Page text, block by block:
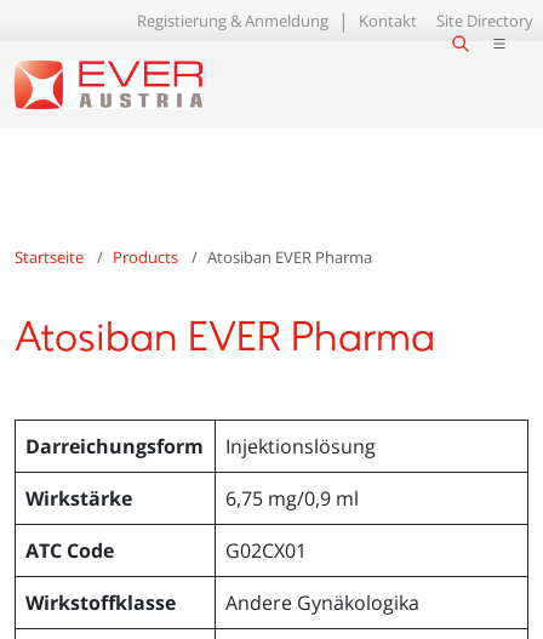
Registierung & Anmeldung Kontakt Site Directory
Startseite Products Atosiban EVER Pharma
Atosiban EVER Pharma
Darreichungsform
Injektionslösung
Wirkstärke
6,75 mg/0,9 ml
ATC Code
G02CX01
Wirkstoffklasse
Andere Gynäkologika